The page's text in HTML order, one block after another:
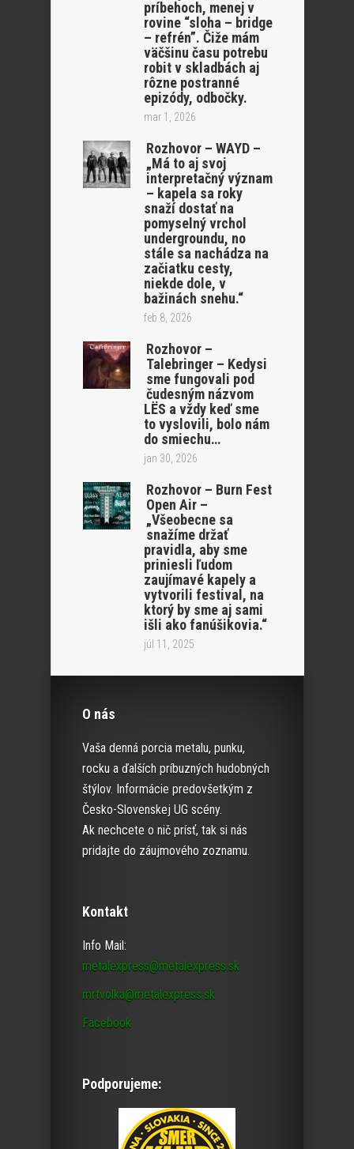
príbehoch, menej v
rovine “sloha – bridge
– refrén”. Čiže mám
väčšinu času potrebu
robit v skladbách aj
rôzne postranné
epizódy, odbočky.
mar 1, 2026
Rozhovor – WAYD –
„Má to aj svoj
interpretačný význam
– kapela sa roky
snaží dostať na
pomyselný vrchol
undergroundu, no
stále sa nachádza na
začiatku cesty,
niekde dole, v
bažinách snehu.“
feb 8, 2026
Rozhovor –
Talebringer – Kedysi
sme fungovali pod
čudesným názvom
LËS a vždy keď sme
to vyslovili, bolo nám
do smiechu…
jan 30, 2026
Rozhovor – Burn Fest
Open Air –
„Všeobecne sa
snažíme držať
pravidla, aby sme
priniesli ľudom
zaujímavé kapely a
vytvorili festival, na
ktorý by sme aj sami
išli ako fanúšikovia.“
júl 11, 2025
O nás
Vaša denná porcia metalu, punku,
rocku a ďalších príbuzných hudobných
štýlov. Informácie predovšetkým z
Česko-Slovenskej UG scény.
Ak nechcete o nič prísť, tak si nás
pridajte do záujmového zoznamu.
Kontakt
Info Mail:
metalexpress@metalexpress.sk
mrtvolka@metalexpress.sk
Facebook
Podporujeme: